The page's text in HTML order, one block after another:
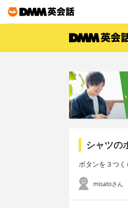
シャツの
ボタンを３つく
misatoさん